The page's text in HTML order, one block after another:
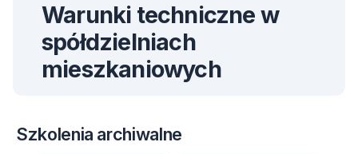
Warunki techniczne w
spółdzielniach
mieszkaniowych
Szkolenia archiwalne